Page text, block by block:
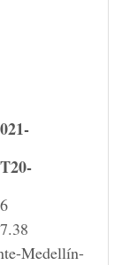
Medellín-